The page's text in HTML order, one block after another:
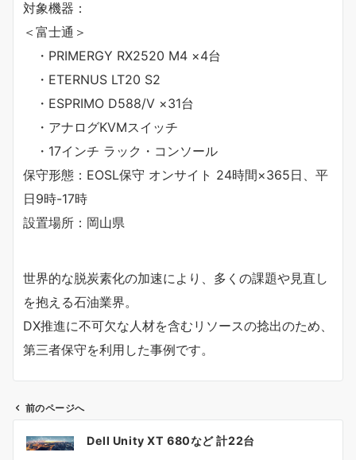
対象機器：
＜富士通＞
・PRIMERGY RX2520 M4 ×4台
・ETERNUS LT20 S2
・ESPRIMO D588/V ×31台
・アナログKVMスイッチ
・17インチ ラック・コンソール
保守形態：EOSL保守 オンサイト 24時間×365日、平
日9時-17時
設置場所：岡山県
世界的な脱炭素化の加速により、多くの課題や見直し
を抱える石油業界。
DX推進に不可欠な人材を含むリソースの捻出のため、
第三者保守を利用した事例です。
投
前のページへ
Dell Unity XT 680など 計22台